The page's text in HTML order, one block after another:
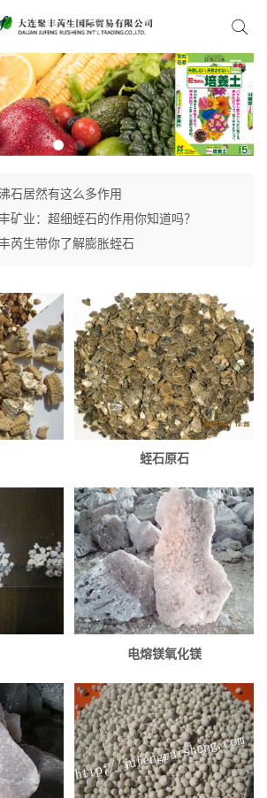
石居然有这么多作用
矿业：超细蛭石的作用你知道吗？
芮生带你了解膨胀蛭石
蛭石原石
电熔镁氧化镁